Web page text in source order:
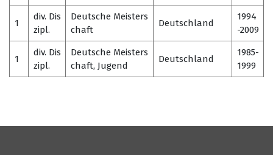
1
div. Dis
zipl.
Deutsche Meisters
chaft
Deutschland
1994
-2009
1
div. Dis
zipl.
Deutsche Meisters
chaft, Jugend
Deutschland
1985-
1999